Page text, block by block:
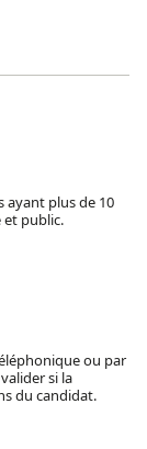
ayant plus de 10
et public.
ou par
si la
du candidat.